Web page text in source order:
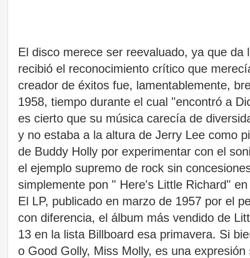
El disco merece ser reevaluado, ya que
recibió el reconocimiento crítico que
creador de éxitos fue, lamentablemente,
1958, tiempo durante el cual "encontró a
es cierto que su música carecía de
y no estaba a la altura de Jerry Lee como
de Buddy Holly por experimentar con el
el ejemplo supremo de rock sin
simplemente pon " Here's Little Richard"
El LP, publicado en marzo de 1957 por el
con diferencia, el álbum más vendido de
13 en la lista Billboard esa primavera. Si
o Good Golly, Miss Molly, es una